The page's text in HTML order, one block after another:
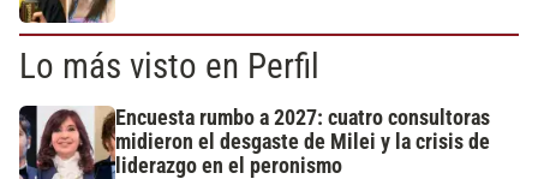
Lo más visto en Perfil
Encuesta rumbo a 2027: cuatro consultoras
midieron el desgaste de Milei y la crisis de
liderazgo en el peronismo